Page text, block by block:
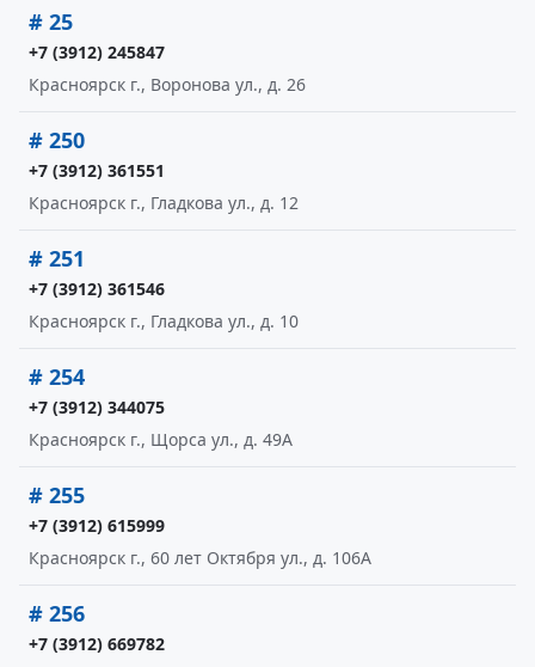
# 25
+7 (3912) 245847
Красноярск г., Воронова ул., д. 26
# 250
+7 (3912) 361551
Красноярск г., Гладкова ул., д. 12
# 251
+7 (3912) 361546
Красноярск г., Гладкова ул., д. 10
# 254
+7 (3912) 344075
Красноярск г., Щорса ул., д. 49А
# 255
+7 (3912) 615999
Красноярск г., 60 лет Октября ул., д. 106А
# 256
+7 (3912) 669782